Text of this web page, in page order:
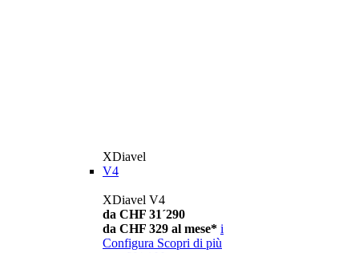
XDiavel
V4
XDiavel V4
da CHF 31´290
da CHF 329 al mese* i
Configura Scopri di più